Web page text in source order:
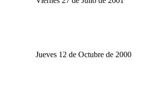
Jueves 12 de Octubre de 2000